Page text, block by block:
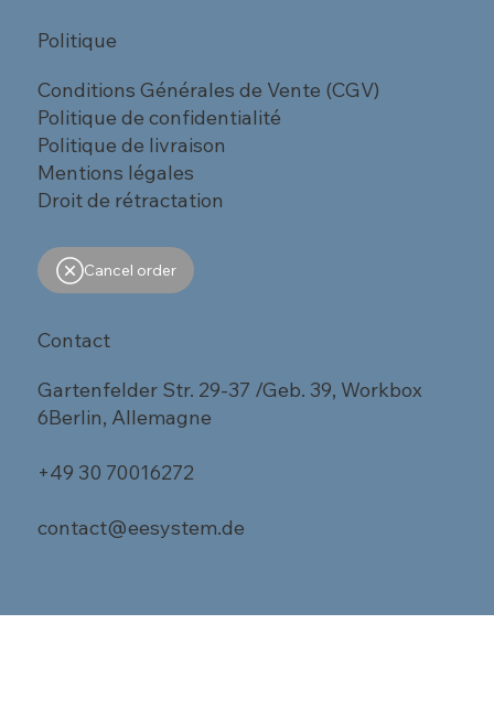
Politique
Conditions Générales de Vente (CGV)
Politique de confidentialité
Politique de livraison
Mentions légales
Droit de rétractation
Cancel order
Contact
Gartenfelder Str. 29-37 /Geb. 39, Workbox
6Berlin, Allemagne
+49 30 70016272
contact@eesystem.de